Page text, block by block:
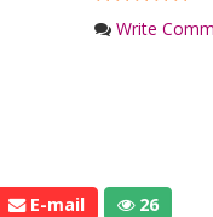
Write
E-mail 26